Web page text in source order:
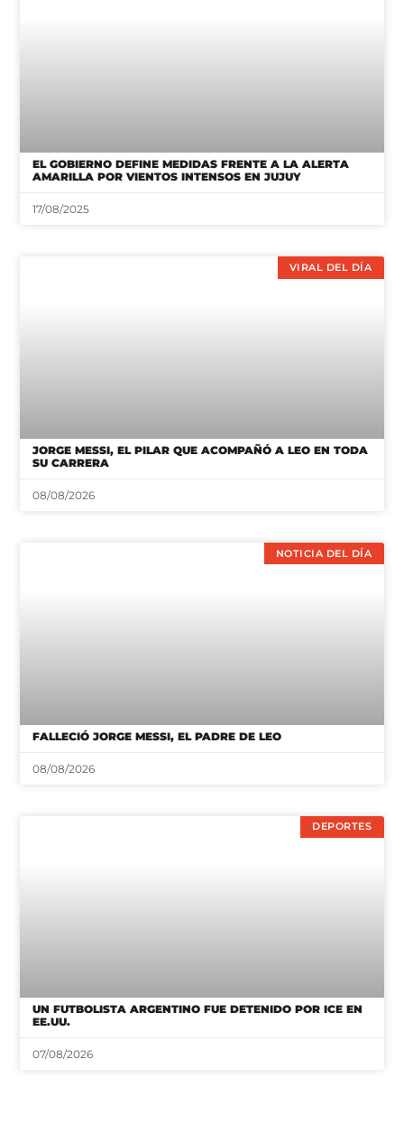
EL GOBIERNO DEFINE MEDIDAS FRENTE A LA ALERTA
AMARILLA POR VIENTOS INTENSOS EN JUJUY
17/08/2025
VIRAL DEL DÍA
JORGE MESSI, EL PILAR QUE ACOMPAÑÓ A LEO EN TODA
SU CARRERA
08/08/2026
NOTICIA DEL DÍA
FALLECIÓ JORGE MESSI, EL PADRE DE LEO
08/08/2026
DEPORTES
UN FUTBOLISTA ARGENTINO FUE DETENIDO POR ICE EN
EE.UU.
07/08/2026